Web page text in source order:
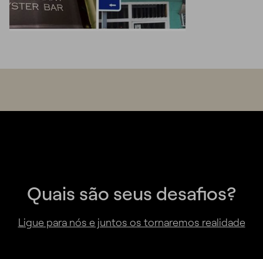
Quais são seus desafios?
Ligue para nós e juntos os tornaremos realidade